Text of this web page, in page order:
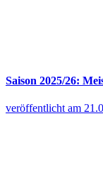
Saison 2025/26:
veröffentlicht am